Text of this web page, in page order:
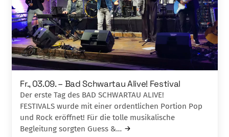
Fr., 03.09. – Bad Schwartau Alive! Festival
Der erste Tag des BAD SCHWARTAU ALIVE!
FESTIVALS wurde mit einer ordentlichen Portion Pop
und Rock eröffnet! Für die tolle musikalische
Begleitung sorgten Guess &…